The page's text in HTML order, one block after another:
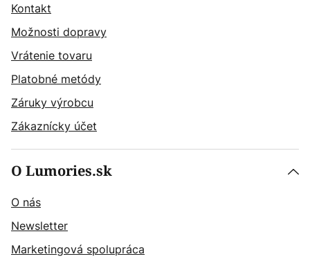
Kontakt
Možnosti dopravy
Vrátenie tovaru
Platobné metódy
Záruky výrobcu
Zákaznícky účet
O Lumories.sk
O nás
Newsletter
Marketingová spolupráca